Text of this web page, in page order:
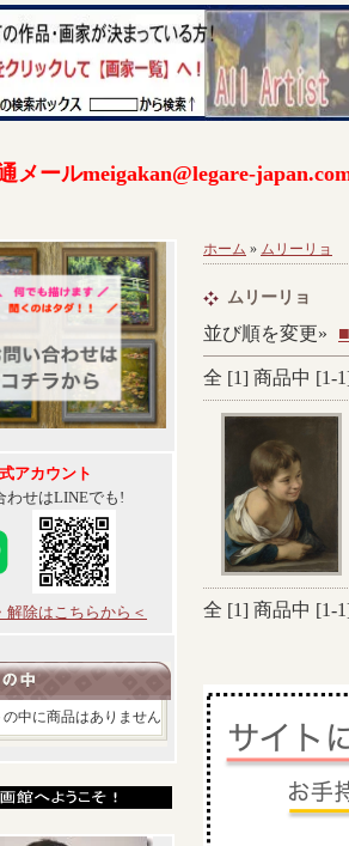
メールmeigakan@legare-
アカウント
わせはLINEでも!
解除はこちらから＜
の中に商品はありません
ホーム » ムリーリョ
ムリーリョ
並び順を変更»
全 [1] 商品中 [1-1
全 [1] 商品中 [1-1